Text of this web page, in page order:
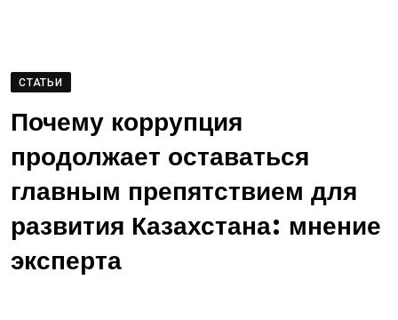
СТАТЬИ
Почему коррупция
продолжает оставаться
главным препятствием для
развития Казахстана: мнение
эксперта